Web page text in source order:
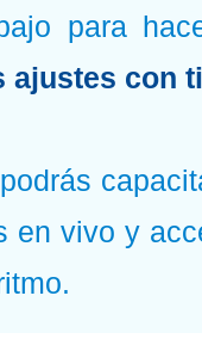
para
ajustes con
vivo y